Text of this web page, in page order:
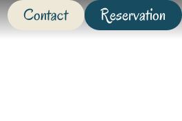
Contact Reservation